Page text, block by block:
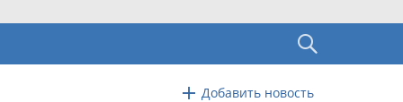
Добавить новость